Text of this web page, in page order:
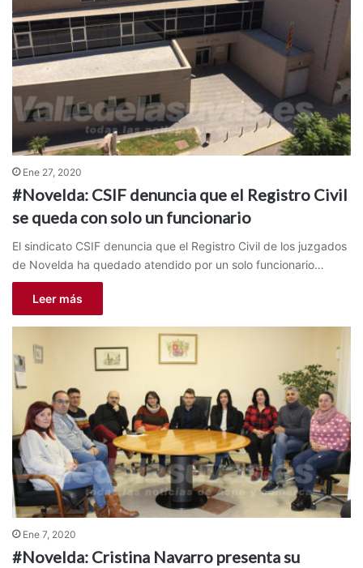
Ene 27, 2020
#Novelda: CSIF denuncia que el Registro Civil
se queda con solo un funcionario
El sindicato CSIF denuncia que el Registro Civil de los juzgados
de Novelda ha quedado atendido por un solo funcionario…
Leer más
Ene 7, 2020
#Novelda: Cristina Navarro presenta su